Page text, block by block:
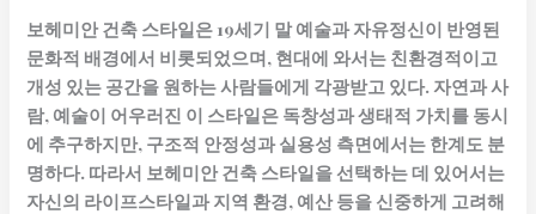
보헤미안 건축 스타일은 19세기 말 예술과 자유정신이 반영된
문화적 배경에서 비롯되었으며, 현대에 와서는 친환경적이고
개성 있는 공간을 원하는 사람들에게 각광받고 있다. 자연과 사
람, 예술이 어우러진 이 스타일은 독창성과 생태적 가치를 동시
에 추구하지만, 구조적 안정성과 실용성 측면에서는 한계도 분
명하다. 따라서 보헤미안 건축 스타일을 선택하는 데 있어서는
자신의 라이프스타일과 지역 환경, 예산 등을 신중하게 고려해